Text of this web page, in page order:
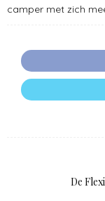
camper met zich
De